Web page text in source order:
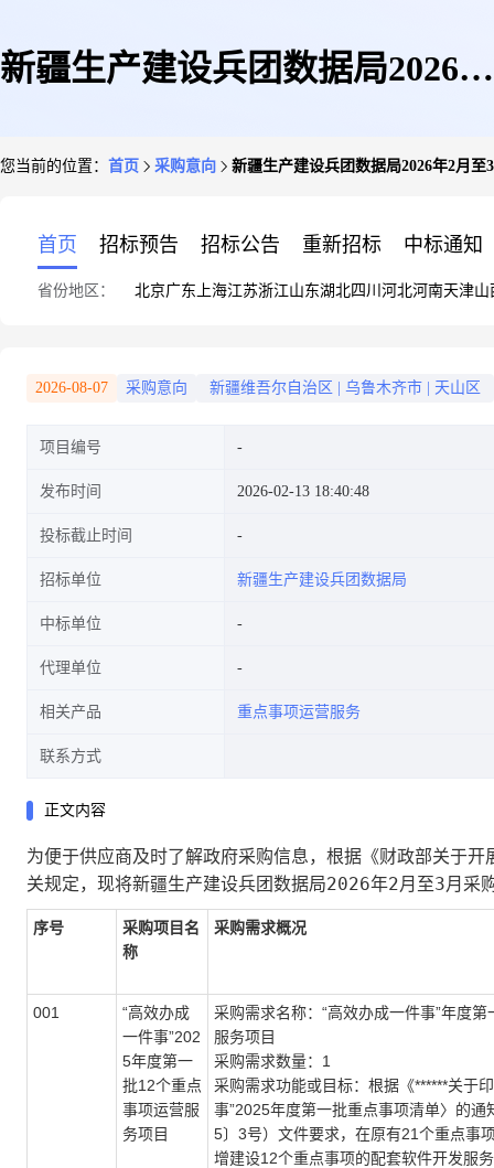
新疆生产建设兵团数据局2026年
您当前的位置： 首页 采购意向 新疆生产建设兵团数据局2026年2月至
首页 招标预告 招标公告 重新招标 中标通知
省份地区： 北京广东 上海江苏浙江山东湖北四川 河北河南天津山
2026-08-07 采购意向 新疆维吾尔自治区 乌鲁木齐市 天山区
项目编号
发布时间 2026-02-13 18:40:48
投标截止时间
招标单位 新疆生产建设兵团数据局
中标单位
代理单位
相关产品 重点事项运营服务
联系方式
正文内容
为便于供应商及时了解政府采购信息，根据《财政部关于
关规定，现将新疆生产建设兵团数据局2026年2月至3月采
序号
采购项目名
称
采购需求概况
001
“高效办成
一件事”202
5年度第一
批12个重点
事项运营服
务项目
采购需求名称：“高效办成一件事”年度
服务项目
采购需求数量：1
采购需求功能或目标：根据《******关于
事”2025年度第一批重点事项清单〉的通
5〕3号）文件要求，在原有21个重点事
增建设12个重点事项的配套软件开发服